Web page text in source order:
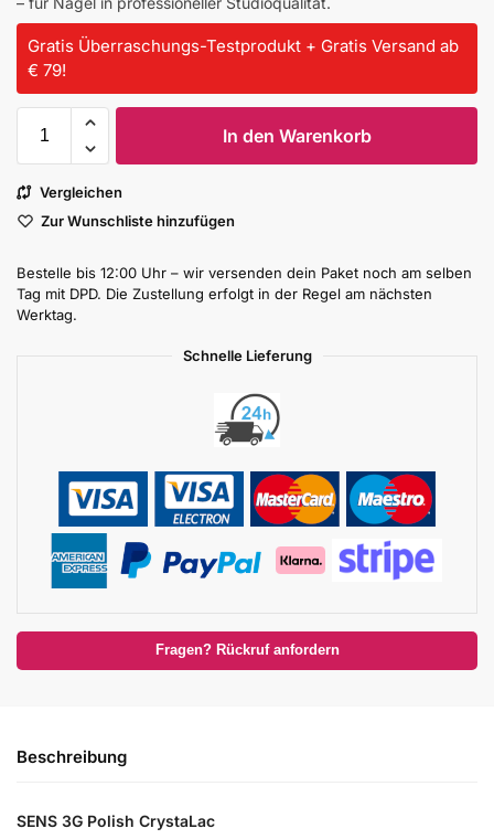
Gratis Überraschungs-Testprodukt + Gratis Versand ab
€ 79!
In den Warenkorb
Vergleichen
Zur Wunschliste hinzufügen
Bestelle bis 12:00 Uhr – wir versenden dein Paket noch am selben
Tag mit DPD. Die Zustellung erfolgt in der Regel am nächsten
Werktag.
Schnelle Lieferung
Fragen? Rückruf anfordern
Beschreibung
SENS 3G Polish CrystaLac